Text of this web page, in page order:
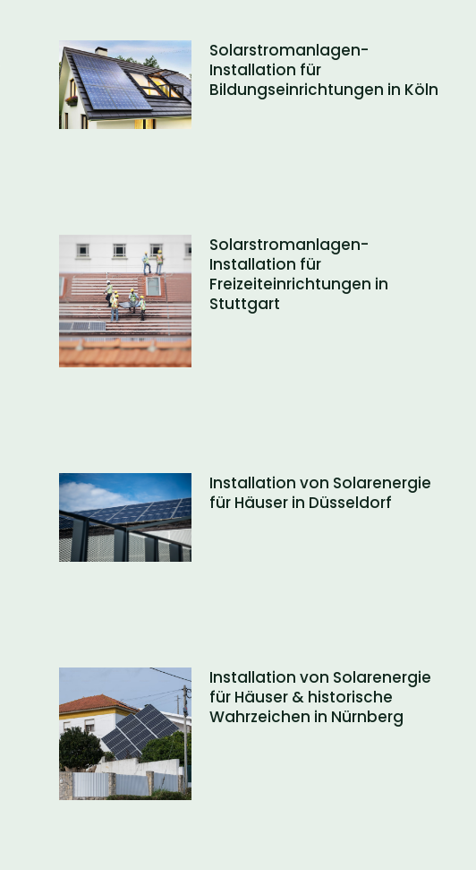
Solarstromanlagen-
Installation für
Bildungseinrichtungen in Köln
Solarstromanlagen-
Installation für
Freizeiteinrichtungen in
Stuttgart
Installation von Solarenergie
für Häuser in Düsseldorf
Installation von Solarenergie
für Häuser & historische
Wahrzeichen in Nürnberg